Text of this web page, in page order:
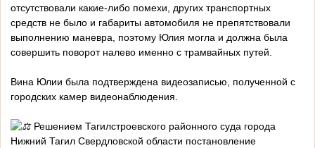
отсутствовали какие-либо помехи, других транспортных
средств не было и габариты автомобиля не препятствовали
выполнению маневра, поэтому Юлия могла и должна была
совершить поворот налево именно с трамвайных путей.
Вина Юлии была подтверждена видеозаписью, полученной с
городских камер видеонаблюдения.
Решением Тагилстроевского районного суда города
Нижний Тагил Свердловской области постановление